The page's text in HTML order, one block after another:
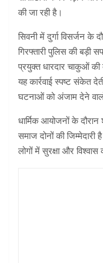
की जा रही है।
सिवनी में दुर्गा विसर्जन के
गिरफ्तारी पुलिस की बड़ी
प्रयुक्त धारदार चाकुओं की
यह कार्रवाई स्पष्ट संकेत
घटनाओं को अंजाम देने
धार्मिक आयोजनों के
समाज दोनों की
लोगों में सुरक्षा और